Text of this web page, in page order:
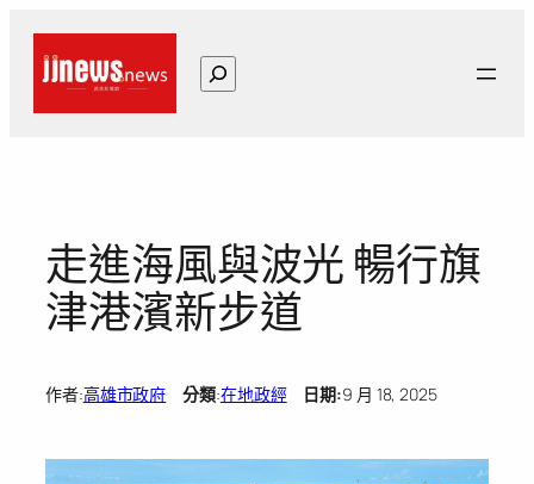
搜
尋
走進海風與波光 暢行旗
津港濱新步道
作者:高雄市政府 分類:在地政經日期:9 月 18, 2025